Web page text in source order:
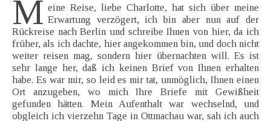
M eine Reise, liebe Charlotte, hat sich über meine
Erwartung verzögert, ich bin aber nun auf der
Rückreise nach Berlin und schreibe Ihnen von hier, da ich
früher, als ich dachte, hier angekommen bin, und doch nicht
weiter reisen mag, sondern hier übernachten will. Es ist
sehr lange her, daß ich keinen Brief von Ihnen erhalten
habe. Es war mir, so leid es mir tat, unmöglich, Ihnen einen
Ort anzugeben, wo mich Ihre Briefe mit Gewißheit
gefunden hätten. Mein Aufenthalt war wechselnd, und
obgleich ich vierzehn Tage in Ottmachau war, sah ich auch